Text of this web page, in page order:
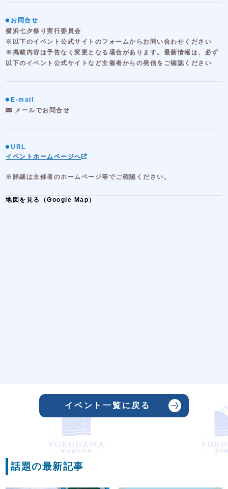
お問合せ
横浜七夕祭り実行委員会
※以下のイベント公式サイトのフォームからお問い合わせください
※掲載内容は予告なく変更となる場合があります。最新情報は、必ず
以下のイベント公式サイトなど主催者からの発信をご確認ください
E-mail
メールでお問合せ
URL
イベントホームページへ
※詳細は主催者のホームページ等でご確認ください。
地図を見る（Google Map）
イベント一覧に戻る
話題の最新記事